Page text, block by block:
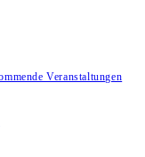
Veranstaltungen